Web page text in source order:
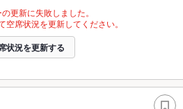
更新に失敗しました。
空席状況を更新してください。
状況を更新する